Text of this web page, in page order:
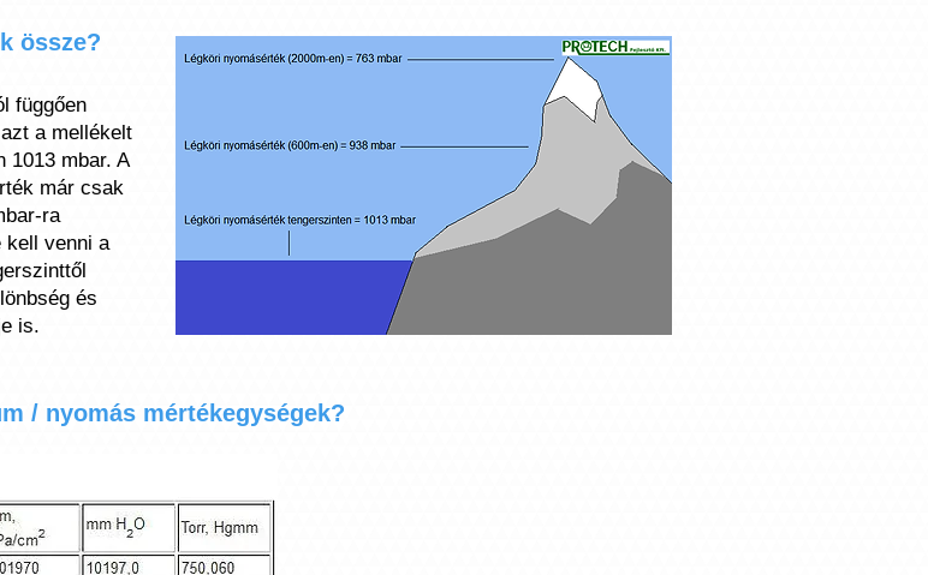
össze?
függően
a mellékelt
1013 mbar. A
már csak
ra
kell venni a
és
is.
/ nyomás mértékegységek?